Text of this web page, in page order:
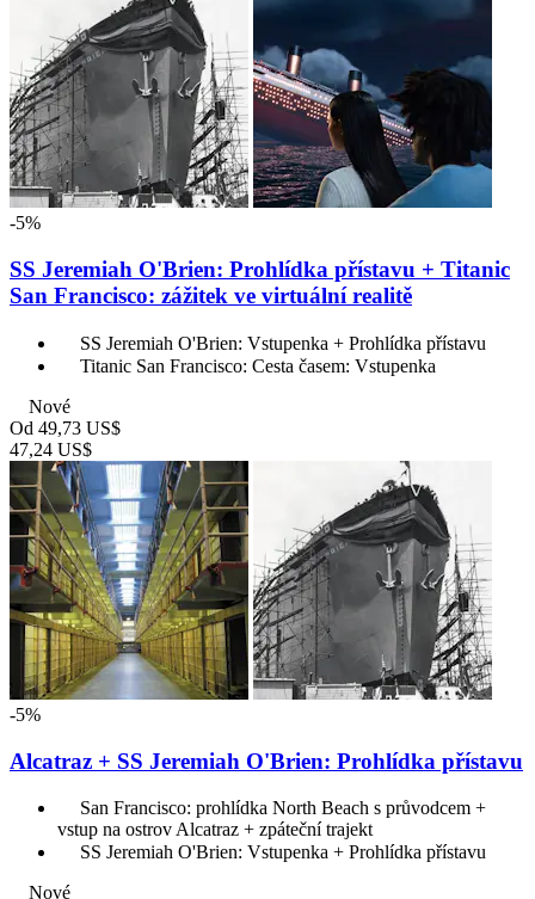
-5%
SS Jeremiah O'Brien: Prohlídka přístavu + Titanic
San Francisco: zážitek ve virtuální realitě
SS Jeremiah O'Brien: Vstupenka + Prohlídka přístavu
Titanic San Francisco: Cesta časem: Vstupenka
Nové
Od 49,73 US$
47,24 US$
-5%
Alcatraz + SS Jeremiah O'Brien: Prohlídka přístavu
San Francisco: prohlídka North Beach s průvodcem +
vstup na ostrov Alcatraz + zpáteční trajekt
SS Jeremiah O'Brien: Vstupenka + Prohlídka přístavu
Nové